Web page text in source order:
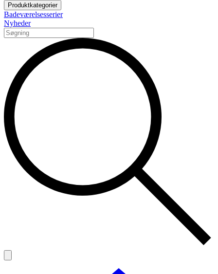
Produktkategorier
Badeværelsesserier
Nyheder